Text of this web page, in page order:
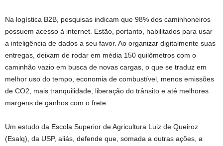
Na logística B2B, pesquisas indicam que 98% dos caminhoneiros
possuem acesso à internet. Estão, portanto, habilitados para usar
a inteligência de dados a seu favor. Ao organizar digitalmente suas
entregas, deixam de rodar em média 150 quilômetros com o
caminhão vazio em busca de novas cargas, o que se traduz em
melhor uso do tempo, economia de combustível, menos emissões
de CO2, mais tranquilidade, liberação do trânsito e até melhores
margens de ganhos com o frete.
Um estudo da Escola Superior de Agricultura Luiz de Queiroz
(Esalq), da USP, aliás, defende que, somada a outras ações, a